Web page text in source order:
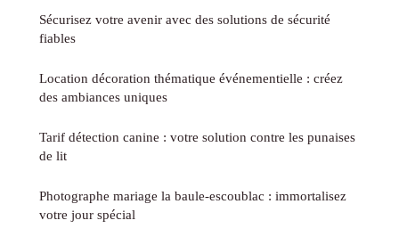
Sécurisez votre avenir avec des solutions de sécurité
fiables
Location décoration thématique événementielle : créez
des ambiances uniques
Tarif détection canine : votre solution contre les punaises
de lit
Photographe mariage la baule-escoublac : immortalisez
votre jour spécial